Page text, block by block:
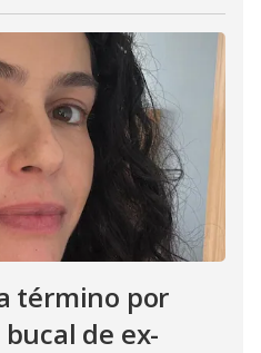
término por
de ex-